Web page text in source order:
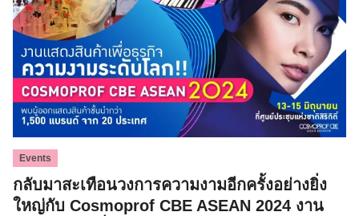
Events
กลับมาสะเทือนวงการความงามอีกครั้งอย่างยิ่ง
ใหญ่กับ Cosmoprof CBE ASEAN 2024 งาน